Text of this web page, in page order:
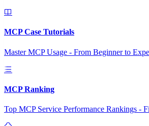
MCP Case Tutorials
Master MCP Usage - From Beginner to
MCP Ranking
Top MCP Service Performance Rankings -